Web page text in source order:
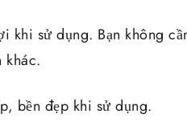
khi sử dụng. Bạn không
khác.
bền đẹp khi sử dụng.